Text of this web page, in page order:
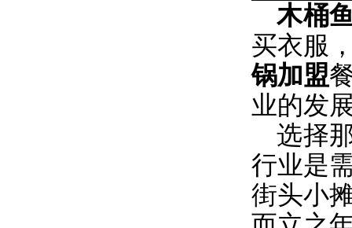
木桶
买衣服
锅加盟
业的发
选择
行业是
街头小